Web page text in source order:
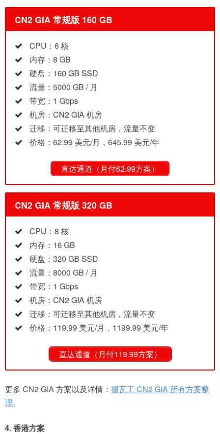
CN2 GIA 常规版 160 GB
CPU：6 核
内存：8 GB
硬盘：160 GB SSD
流量：5000 GB / 月
带宽：1 Gbps
机房：CN2 GIA 机房
迁移：可迁移至其他机房，流量不变
价格：62.99 美元/月，645.99 美元/年
直达通道（月付62.99方案）
CN2 GIA 常规版 320 GB
CPU：8 核
内存：16 GB
硬盘：320 GB SSD
流量：8000 GB / 月
带宽：1 Gbps
机房：CN2 GIA 机房
迁移：可迁移至其他机房，流量不变
价格：119.99 美元/月，1199.99 美元/年
直达通道（月付119.99方案）
更多 CN2 GIA 方案以及详情： 搬瓦工 CN2 GIA 所有方案整
理。
4. 香港方案